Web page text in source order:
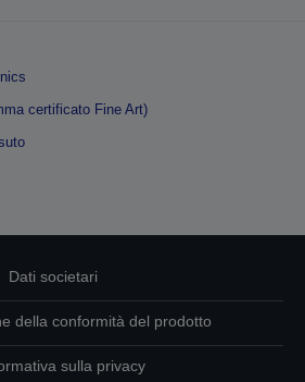
certificato Fine Art)
Dati societari
della conformità del prodotto
sulla privacy